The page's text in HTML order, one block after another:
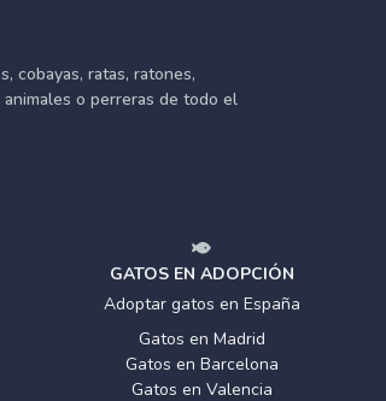
cobayas, ratas, ratones,
o perreras de todo el
GATOS EN ADOPCIÓN
Adoptar gatos en España
Gatos en Madrid
Gatos en Barcelona
Gatos en Valencia